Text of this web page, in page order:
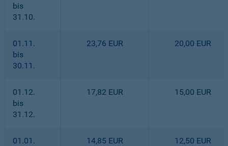
bis
31.10.
01.11.
bis
30.11.
23,76 EUR 20,00 EUR
01.12.
bis
31.12.
17,82 EUR 15,00 EUR
01.01.
14,85 EUR 12,50 EUR